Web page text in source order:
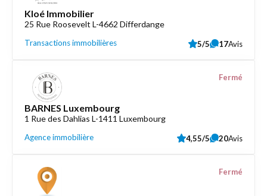
Kloé Immobilier
25 Rue Roosevelt L-4662 Differdange
Transactions immobilières 5/5 17Avis
BARNES Luxembourg
1 Rue des Dahlias L-1411 Luxembourg
Agence immobilière
Fermé
4,55/5 20Avis
Fermé